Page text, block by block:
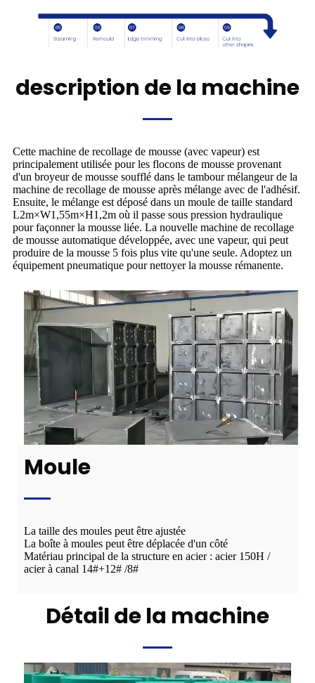
description de la machine
Cette machine de recollage de mousse (avec vapeur) est
principalement utilisée pour les flocons de mousse provenant
d'un broyeur de mousse soufflé dans le tambour mélangeur de la
machine de recollage de mousse après mélange avec de l'adhésif.
Ensuite, le mélange est déposé dans un moule de taille standard
L2m×W1,55m×H1,2m où il passe sous pression hydraulique
pour façonner la mousse liée. La nouvelle machine de recollage
de mousse automatique développée, avec une vapeur, qui peut
produire de la mousse 5 fois plus vite qu'une seule. Adoptez un
équipement pneumatique pour nettoyer la mousse rémanente.
Moule
La taille des moules peut être ajustée
La boîte à moules peut être déplacée d'un côté
Matériau principal de la structure en acier : acier 150H /
acier à canal 14#+12# /8#
Détail de la machine